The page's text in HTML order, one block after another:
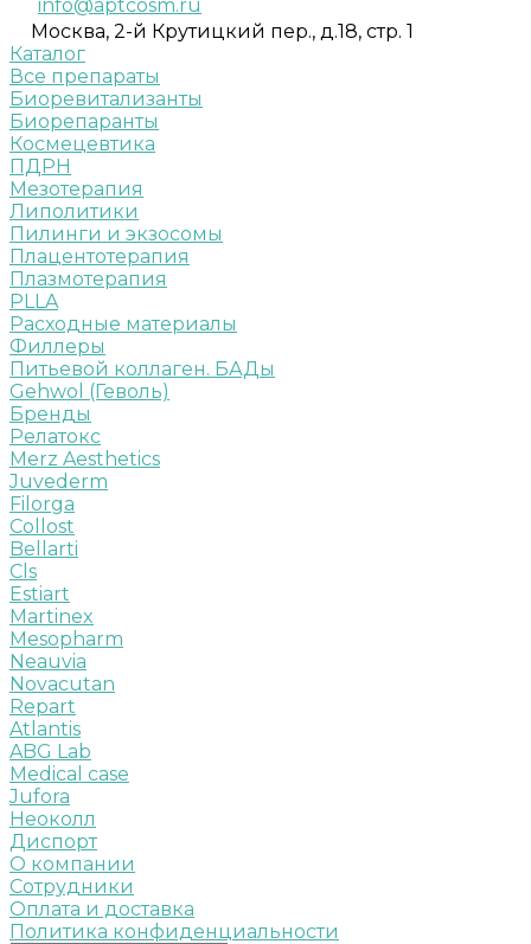
info@aptcosm.ru
Москва, 2-й Крутицкий пер., д.18, стр. 1
Каталог
Все препараты
Биоревитализанты
Биорепаранты
Космецевтика
ПДРН
Мезотерапия
Липолитики
Пилинги и экзосомы
Плацентотерапия
Плазмотерапия
PLLA
Расходные материалы
Филлеры
Питьевой коллаген. БАДы
Gehwol (Геволь)
Бренды
Релатокс
Merz Aesthetics
Juvederm
Filorga
Collost
Bellarti
Cls
Estiart
Martinex
Mesopharm
Neauvia
Novacutan
Repart
Atlantis
ABG Lab
Medical case
Jufora
Неоколл
Диспорт
О компании
Сотрудники
Оплата и доставка
Политика конфиденциальности